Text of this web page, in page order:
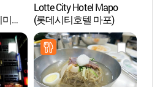
어
Lotte City Hotel Mapo
(롯데시티호텔 마포)